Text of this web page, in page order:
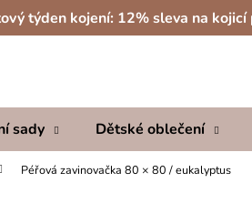
týden kojení: 12% sleva na
sady Dětské oblečení
Péřová zavinovačka 80 × 80 / eukalyptus
Co potřebujete najít?